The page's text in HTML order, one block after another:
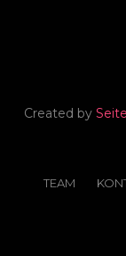
Created by
TEAM